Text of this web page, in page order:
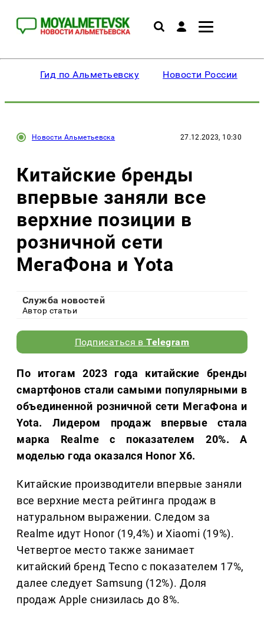
Гид по Альметьевску Новости России
Новости Альметьевска 27.12.2023, 10:30
Китайские бренды
впервые заняли все
верхние позиции в
розничной сети
МегаФона и Yota
Служба новостей
Автор статьи
Подписаться вTelegram
По итогам 2023 года китайские бренды
смартфонов стали самыми популярными в
объединенной розничной сети МегаФона и
Yota. Лидером продаж впервые стала
марка Realme с показателем 20%. А
моделью года оказался Honor X6.
Китайские производители впервые заняли
все верхние места рейтинга продаж в
натуральном выражении. Следом за
Realme идут Honor (19,4%) и Xiaomi (19%).
Четвертое место также занимает
китайский бренд Tecno с показателем 17%,
далее следует Samsung (12%). Доля
продаж Apple снизилась до 8%.